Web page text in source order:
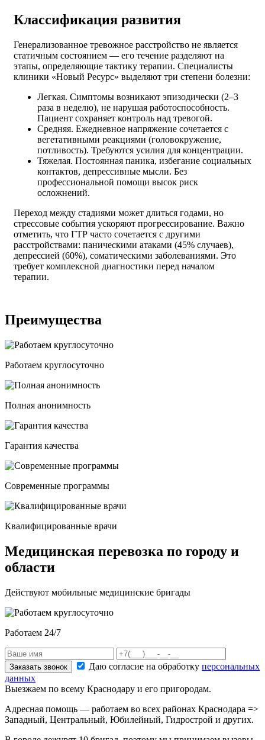
Классификация развития
Генерализованное тревожное расстройство не является
статичным состоянием — его течение разделяют на
этапы, определяющие тактику терапии. Специалисты
клиники «Новый Ресурс» выделяют три степени болезни:
Легкая. Симптомы возникают эпизодически (2–3
раза в неделю), не нарушая работоспособность.
Пациент сохраняет контроль над тревогой.
Средняя. Ежедневное напряжение сочетается с
вегетативными реакциями (головокружение,
потливость). Требуются усилия для концентрации.
Тяжелая. Постоянная паника, избегание социальных
контактов, депрессивные мысли. Без
профессиональной помощи высок риск
осложнений.
Переход между стадиями может длиться годами, но
стрессовые события ускоряют прогрессирование. Важно
отметить, что ГТР часто сочетается с другими
расстройствами: паническими атаками (45% случаев),
депрессией (60%), соматическими заболеваниями. Это
требует комплексной диагностики перед началом
терапии.
Преимущества
Работаем круглосуточно
Полная анонимность
Гарантия качества
Современные программы
Квалифицированные врачи
Медицинская перевозка по городу и
области
Действуют мобильные медицинские бригады
Работаем 24/7
Заказать звонок Даю согласие на обработку персональных
данных
Выезжаем по всему Краснодару и его пригородам.
Адресная помощь — работаем во всех районах Краснодара =>
Западный, Центральный, Юбилейный, Гидрострой и других.